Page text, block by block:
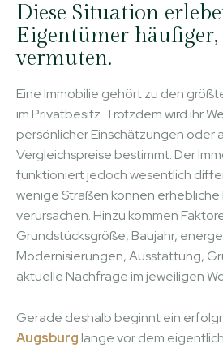
Diese Situation
Eigentümer häufiger,
vermuten.
Eine Immobilie gehört zu den
im Privatbesitz. Trotzdem wird ihr
persönlicher Einschätzungen oder
Vergleichspreise bestimmt. Der
funktioniert jedoch wesentlich
wenige Straßen können
verursachen. Hinzu kommen
Grundstücksgröße, Baujahr,
Modernisierungen, Ausstattung,
aktuelle Nachfrage im jeweiligen
Gerade deshalb beginnt ein
Augsburg lange vor dem